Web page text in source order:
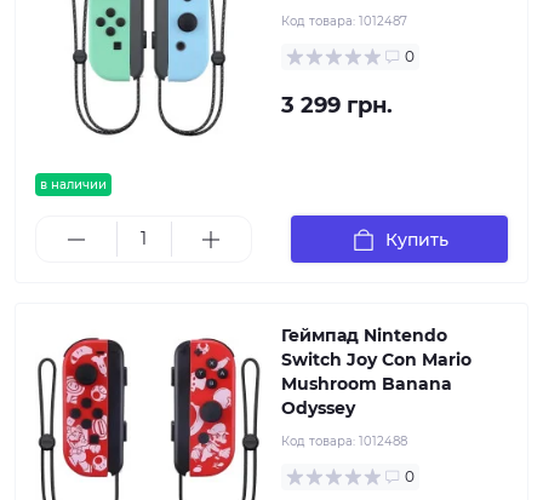
в наличии
Код товара: 1012487
0
3 299 грн.
Купить
Геймпад Nintendo
Switch Joy Con Mario
Mushroom Banana
Odyssey
Код товара: 1012488
0